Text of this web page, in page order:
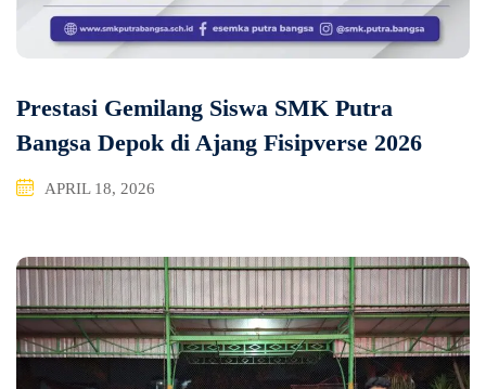
Prestasi Gemilang Siswa SMK Putra
Bangsa Depok di Ajang Fisipverse 2026
APRIL 18, 2026